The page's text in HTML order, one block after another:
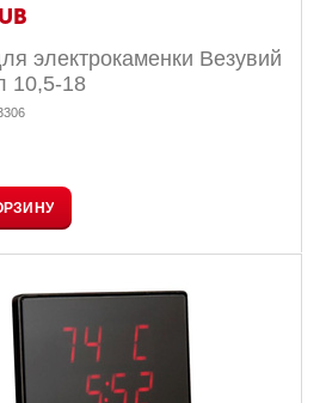
электрокаменки Везувий
10,5-18